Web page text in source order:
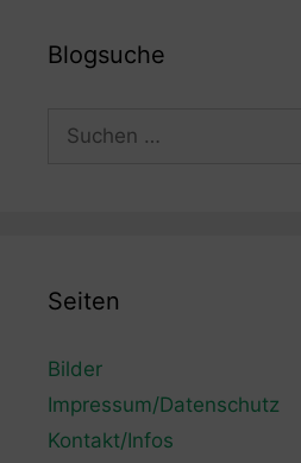
Blogsuche
Seiten
Bilder
Impressum/Datenschutz
Kontakt/Infos